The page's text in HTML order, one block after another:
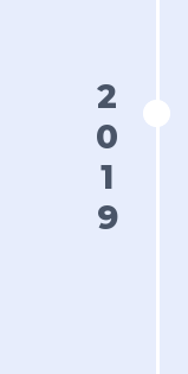
2019